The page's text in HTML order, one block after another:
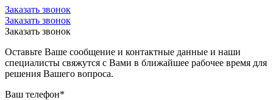
Заказать звонок
Заказать звонок
Заказать звонок
Оставьте Ваше сообщение и контактные данные и наши
специалисты свяжутся с Вами в ближайшее рабочее время для
решения Вашего вопроса.
Ваш телефон*